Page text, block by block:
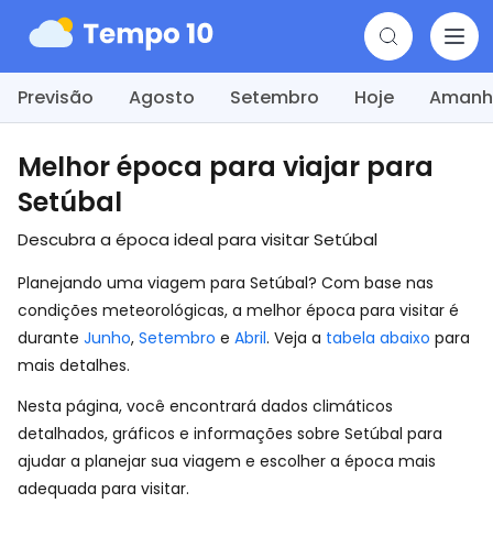
Previsão Agosto Setembro Hoje
Melhor época para viajar para
Setúbal
Descubra a época ideal para visitar Setúbal
Planejando uma viagem para Setúbal? Com base nas
condições meteorológicas, a melhor época para visitar é
durante Junho, Setembro e Abril. Veja a tabela abaixo para
mais detalhes.
Nesta página, você encontrará dados climáticos
detalhados, gráficos e informações sobre Setúbal para
ajudar a planejar sua viagem e escolher a época mais
adequada para visitar.